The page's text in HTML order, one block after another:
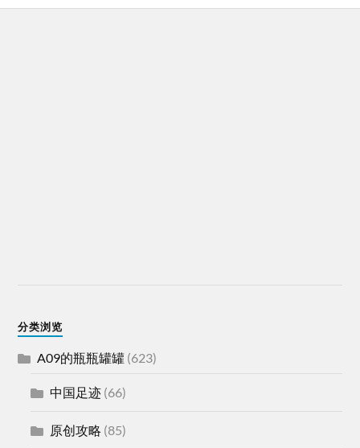
分类浏览
A09的瓶瓶罐罐 (623)
中国足迹 (66)
原创攻略 (85)